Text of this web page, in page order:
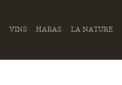
VINS HARAS LA NATURE